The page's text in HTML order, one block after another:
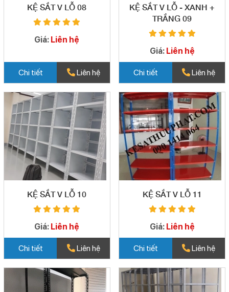
KỆ SẮT V LỖ 08
Giá: Liên hệ
Chi tiết Liên hệ
KỆ SẮT V LỖ - XANH +
TRẮNG 09
Giá: Liên hệ
Chi tiết Liên hệ
KỆ SẮT V LỖ 10
Giá: Liên hệ
Chi tiết Liên hệ
KỆ SẮT V LỖ 11
Giá: Liên hệ
Chi tiết Liên hệ